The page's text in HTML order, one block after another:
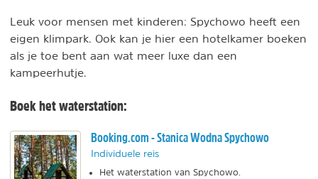
Leuk voor mensen met kinderen: Spychowo heeft een
eigen klimpark. Ook kan je hier een hotelkamer boeken
als je toe bent aan wat meer luxe dan een
kampeerhutje.
Boek het waterstation:
Booking.com - Stanica Wodna Spychowo
Individuele reis
Het waterstation van Spychowo.